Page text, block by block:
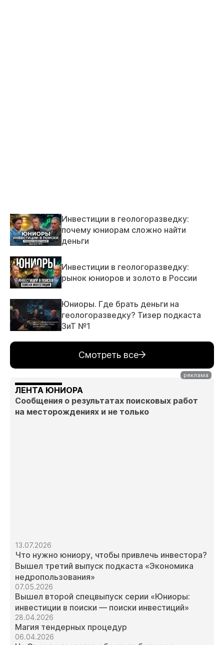
Инвестиции в геологоразведку:
почему юниорам сложно найти
деньги
Инвестиции в геологоразведку:
рынок юниоров и золото в России
Юниоры. Где брать деньги на
геологоразведку? Тизер подкаста
ЗиТ №1
Смотреть все
ЛЕНТА ЮНИОРА
Сообщения о результатах поисковых работ
на месторождениях и не только
13.07.2026
Что нужно юниору, чтобы привлечь инвестора?
Вышел третий выпуск подкаста «Экономика
недропользования»
07.05.2026
Вышел второй спецвыпуск серии «Юниоры:
инвестиции в поиски — поиски инвестиций»
28.04.2026
Магия тендерных процедур
06.04.2026